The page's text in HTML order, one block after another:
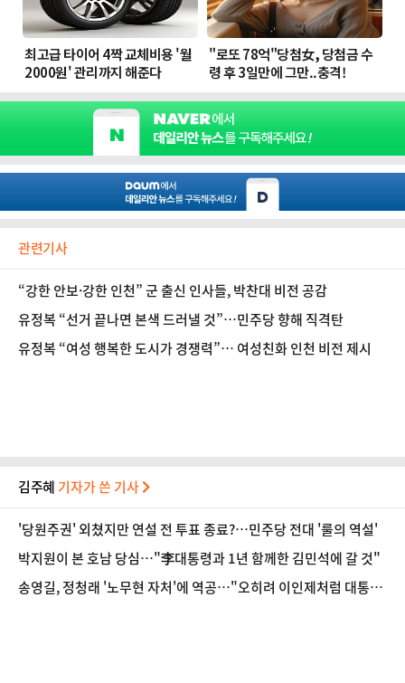
관련기사
“강한 안보·강한 인천” 군 출신 인사들, 박찬대 비전 공감
유정복 “선거 끝나면 본색 드러낼 것”…민주당 향해 직격탄
유정복 “여성 행복한 도시가 경쟁력”… 여성친화 인천 비전 제시
김주혜 기자가 쓴 기사
'당원주권' 외쳤지만 연설 전 투표 종료?…민주당 전대 '룰의 역설'
박지원이 본 호남 당심…"李대통령과 1년 함께한 김민석에 갈 것"
송영길, 정청래 '노무현 자처'에 역공…"오히려 이인제처럼 대통령